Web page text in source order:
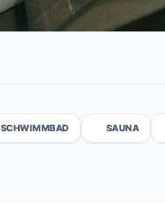
SCHWIMMBAD SAUNA